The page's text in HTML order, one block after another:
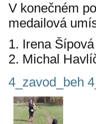
V konečném
medailová
1. Irena
2. Michal
4_zavod_beh